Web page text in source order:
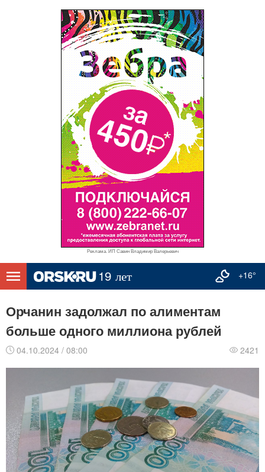
Реклама. ИП Савин Владимир Валерьевич
+16°
Орчанин задолжал по алиментам
больше одного миллиона рублей
04.10.2024 / 08:00 2421